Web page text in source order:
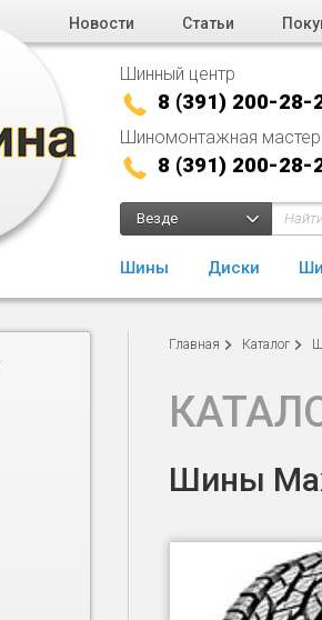
Новости Статьи
Шинный центр
8 (391) 200-28-
Шиномонтажная
8 (391) 200-28-
Везде
Шины Диски
Главная Каталог
Шины